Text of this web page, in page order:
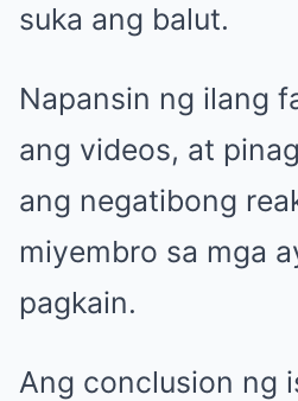
suka ang balut.
Napansin ng ilang
ang videos, at
ang negatibong
miyembro sa mga
pagkain.
Ang conclusion ng